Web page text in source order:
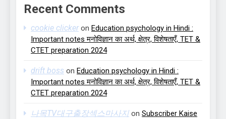
Recent Comments
cookie clickeron Education psychology in Hindi :
Important notes मनोविज्ञान का अर्थ, क्षेत्र, विशेषताएँ, TET &
CTET preparation 2024
drift boss on Education psychology in Hindi :
Important notes मनोविज्ञान का अर्थ, क्षेत्र, विशेषताएँ, TET &
CTET preparation 2024
나목TV대구출장섹스마사지 on Subscriber Kaise